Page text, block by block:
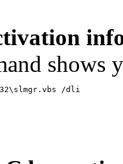
shows
/dli